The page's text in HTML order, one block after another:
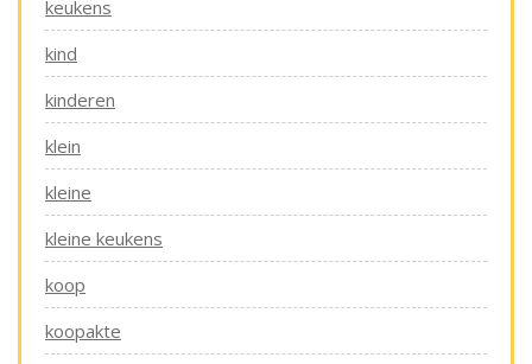
keukens
kind
kinderen
klein
kleine
kleine keukens
koop
koopakte